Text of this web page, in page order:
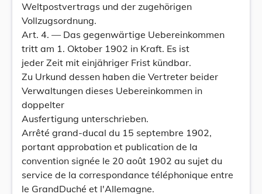
Weltpostvertrags und der zugehörigen
Vollzugsordnung.
Art. 4. — Das gegenwärtige Uebereinkommen
tritt am 1. Oktober 1902 in Kraft. Es ist
jeder Zeit mit einjähriger Frist kündbar.
Zu Urkund dessen haben die Vertreter beider
Verwaltungen dieses Uebereinkommen in
doppelter
Ausfertigung unterschrieben.
Arrêté grand-ducal du 15 septembre 1902,
portant approbation et publication de la
convention signée le 20 août 1902 au sujet du
service de la correspondance téléphonique entre
le GrandDuché et l'Allemagne.